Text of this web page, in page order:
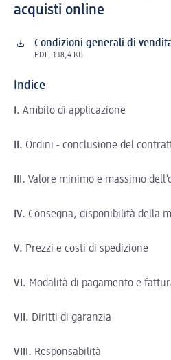
acquisti online
Condizioni generali di
PDF, 138,4 KB
Indice
I. Ambito di applicazione
II. Ordini - conclusione del
III. Valore minimo e massimo
IV. Consegna, disponibilità della
V. Prezzi e costi di spedizione
VI. Modalità di pagamento e
VII. Diritti di garanzia
VIII. Responsabilità